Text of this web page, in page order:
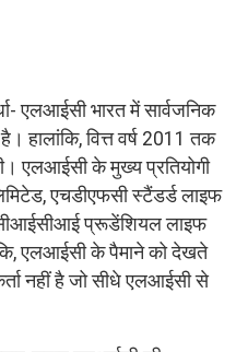
एलआईसी भारत में सार्वजनिक
हालांकि, वित्त वर्ष 2011 तक
एलआईसी के मुख्य प्रतियोगी
एचडीएफसी स्टैंडर्ड लाइफ
प्रूडेंशियल लाइफ
एलआईसी के पैमाने को देखते
नहीं है जो सीधे एलआईसी से